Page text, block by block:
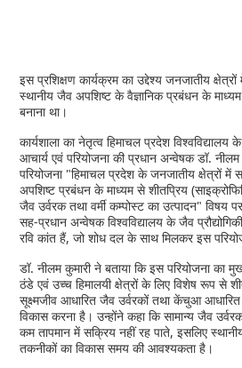
इस प्रशिक्षण कार्यक्रम का उद्देश्य जनजातीय
स्थानीय जैव अपशिष्ट के वैज्ञानिक प्रबंधन के
बनाना था।
कार्यशाला का नेतृत्व हिमाचल प्रदेश विश्वविद्यालय
आचार्य एवं परियोजना की प्रधान अन्वेषक डॉ.
परियोजना "हिमाचल प्रदेश के जनजातीय क्षेत्रों
अपशिष्ट प्रबंधन के माध्यम से शीतप्रिय
जैव उर्वरक तथा वर्मी कम्पोस्ट का उत्पादन" विषय
सह-प्रधान अन्वेषक विश्वविद्यालय के जैव
रवि कांत हैं, जो शोध दल के साथ मिलकर इस
डॉ. नीलम कुमारी ने बताया कि इस परियोजना का
ठंडे एवं उच्च हिमालयी क्षेत्रों के लिए विशेष रूप से
सूक्ष्मजीव आधारित जैव उर्वरकों तथा केंचुआ आधारित
विकास करना है। उन्होंने कहा कि सामान्य जैव
कम तापमान में सक्रिय नहीं रह पाते, इसलिए
तकनीकों का विकास समय की आवश्यकता है।